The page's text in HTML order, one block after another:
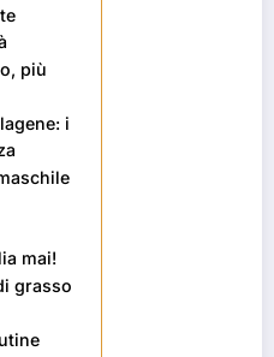
più
i
mai!
grasso